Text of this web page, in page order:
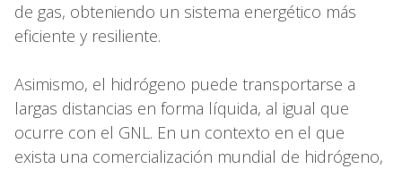
de gas, obteniendo un sistema energético más
eficiente y resiliente.
Asimismo, el hidrógeno puede transportarse a
largas distancias en forma líquida, al igual que
ocurre con el GNL. En un contexto en el que
exista una comercialización mundial de hidrógeno,